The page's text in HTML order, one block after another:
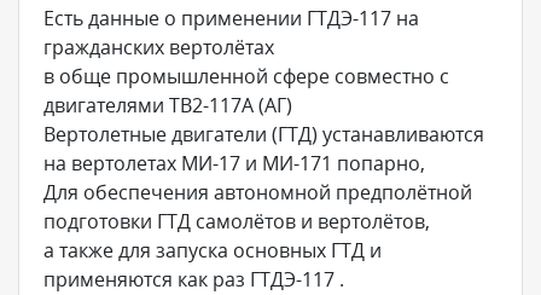
Есть данные о применении ГТДЭ-117 на
гражданских вертолётах
в обще промышленной сфере совместно с
двигателями ТВ2-117А (АГ)
Вертолетные двигатели (ГТД) устанавливаются
на вертолетах МИ-17 и МИ-171 попарно,
Для обеспечения автономной предполётной
подготовки ГТД самолётов и вертолётов,
а также для запуска основных ГТД и
применяются как раз ГТДЭ-117 .